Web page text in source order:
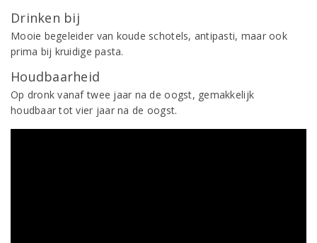
Drinken bij
Mooie begeleider van koude schotels, antipasti, maar ook
prima bij kruidige pasta.
Houdbaarheid
Op dronk vanaf twee jaar na de oogst, gemakkelijk
houdbaar tot vier jaar na de oogst.